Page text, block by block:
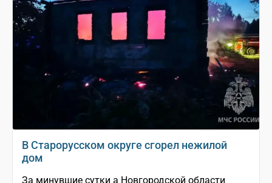
В Старорусском округе сгорел нежилой
дом
За минувшие сутки а Новгородской области